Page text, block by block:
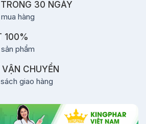
30 NGÀY
hàng
100%
phẩm
VẬN CHUYỂN
giao hàng